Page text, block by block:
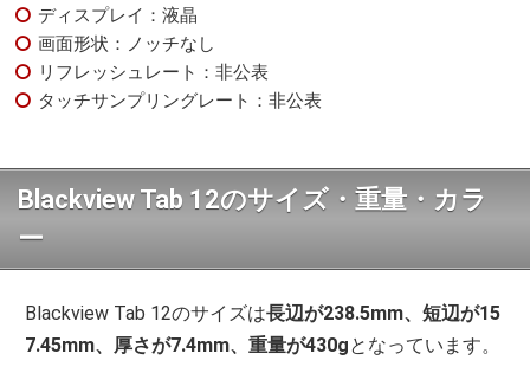
ディスプレイ：液晶
画面形状：ノッチなし
リフレッシュレート：非公表
タッチサンプリングレート：非公表
Blackview Tab 12のサイズ・重量・カラ
ー
Blackview Tab 12のサイズは長辺が238.5mm、短辺が15
7.45mm、厚さが7.4mm、重量が430gとなっています。